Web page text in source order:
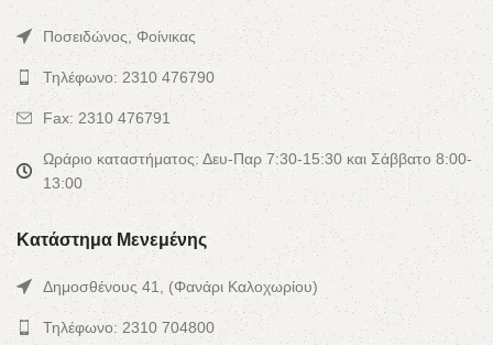
Ποσειδώνος, Φοίνικας
Τηλέφωνο: 2310 476790
Fax: 2310 476791
Ωράριο καταστήματος: Δευ-Παρ 7:30-15:30 και Σάββατο 8:00-
13:00
Κατάστημα Μενεμένης
Δημοσθένους 41, (Φανάρι Καλοχωρίου)
Τηλέφωνο: 2310 704800